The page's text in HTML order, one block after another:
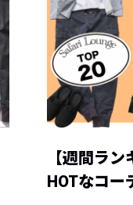
【週間ラ
HOTなコー